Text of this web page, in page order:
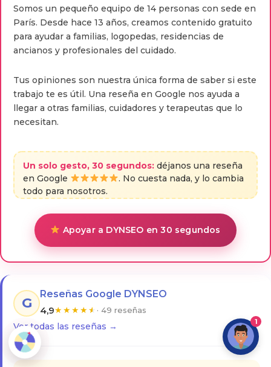
Somos un pequeño equipo de 14 personas con sede en
París. Desde hace 13 años, creamos contenido gratuito
para ayudar a familias, logopedas, residencias de
ancianos y profesionales del cuidado.
Tus opiniones son nuestra única forma de saber si este
trabajo te es útil. Una reseña en Google nos ayuda a
llegar a otras familias, cuidadores y terapeutas que lo
necesitan.
Un solo gesto, 30 segundos: déjanos una reseña
en Google
. No cuesta nada, y lo cambia
todo para nosotros.
Apoyar a DYNSEO en 30 segundos
G
Reseñas Google DYNSEO
4,9★★★★★ · 49 reseñas
Ver todas las reseñas → 1